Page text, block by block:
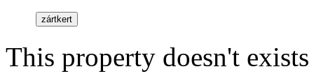
This property doesn't